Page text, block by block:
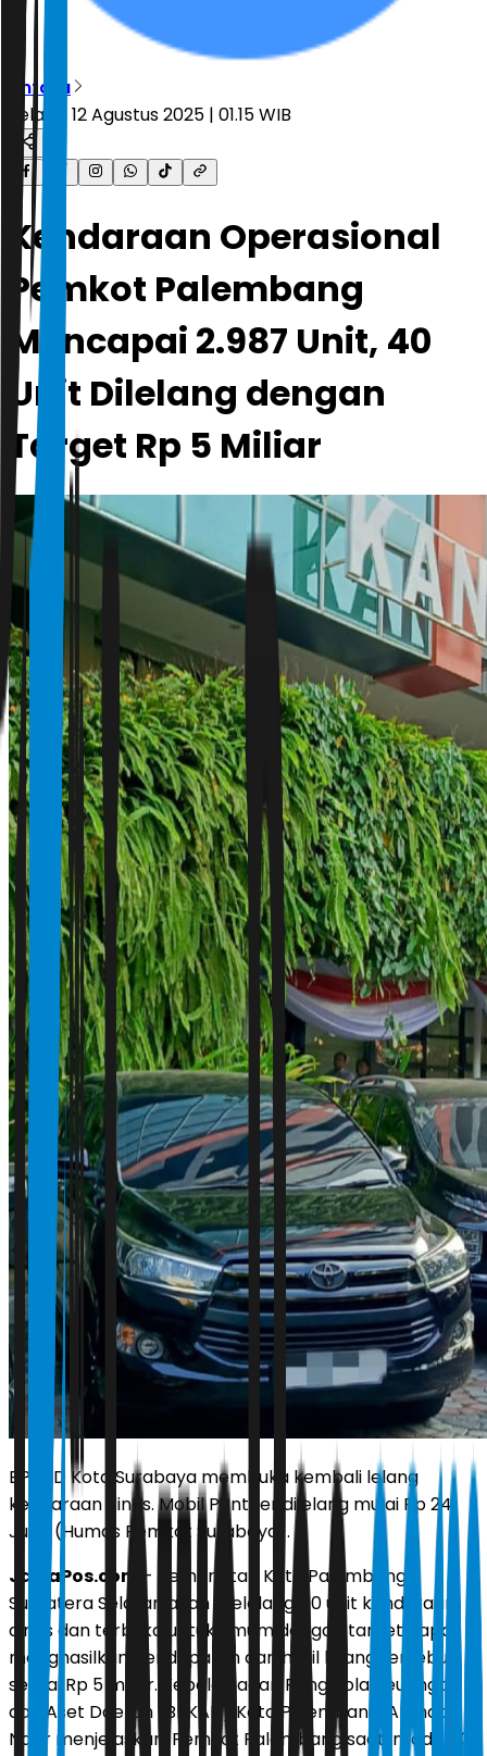
Antara
Selasa, 12 Agustus 2025 | 01.15 WIB
Kendaraan Operasional
Pemkot Palembang
Mencapai 2.987 Unit, 40
Unit Dilelang dengan
Target Rp 5 Miliar
BPKAD Kota Surabaya membuka kembali lelang
kendaraan dinas. Mobil Panther dilelang mulai Rp 24
Juta. (Humas Pemkot Surabaya).
JawaPos.com
- Pemerintah Kota Palembang,
Sumatera Selatan akan melelang 40 unit kendaraan
dinas dan terbuka untuk umum dengan target dapat
menghasilkan pendapatan dari hasil lelang tersebut
senilai Rp 5 miliar. Kepala Badan Pengelola Keuangan
dan Aset Daerah (BPKAD) Kota Palembang, Ahmad
Nasir menjelaskan, Pemkot Palembang saat ini ada 40